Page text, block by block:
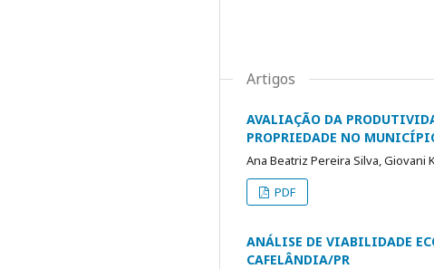
Artigos
AVALIAÇÃO DA
PROPRIEDADE NO
Ana Beatriz Pereira Silva, Giovani
PDF
ANÁLISE DE VIABILIDADE
CAFELÂNDIA/PR